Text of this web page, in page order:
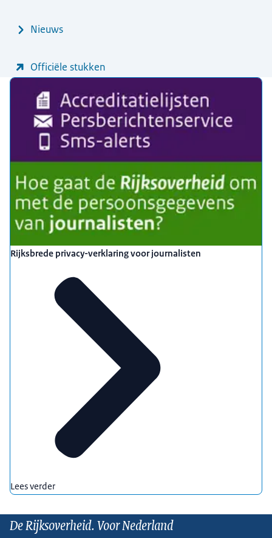
Nieuws
Officiële stukken
Uitgelicht
Rijksbrede privacy-verklaring voor journalisten
Lees verder
De Rijksoverheid. Voor Nederland